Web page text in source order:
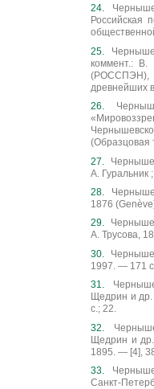
Российская
коммент.: В.
(РОССПЭН),
древнейших
(Образцовая
А. Гуральник
1876
А. Трусова,
1997. — 171
Щедрин и
с.; 22.
Щедрин и
1895. — [4],
Санкт-